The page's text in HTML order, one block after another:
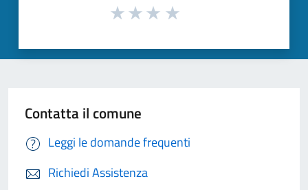
Contatta il comune
Leggi le domande frequenti
Richiedi Assistenza